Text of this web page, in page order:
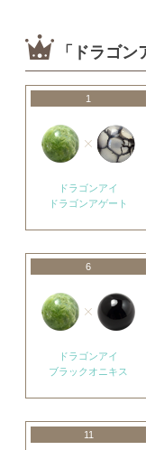
「ドラゴ
1
ドラゴンアイ
ドラゴンアゲート
6
ドラゴンアイ
ブラックオニキス
11